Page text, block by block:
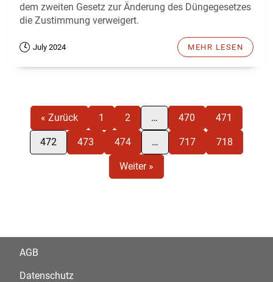
dem zweiten Gesetz zur Änderung des Düngegesetzes
die Zustimmung verweigert.
July 2024 MEHR LESEN
« Zurück 1 2 … 470 471
472 473 474 … 717 718
Weiter »
AGB
Datenschutz